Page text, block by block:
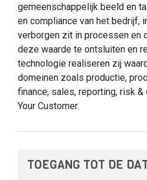
gemeenschappelijk beeld en
en compliance van het bedrijf,
verborgen zit in processen en
deze waarde te ontsluiten en
technologie realiseren zij
domeinen zoals productie,
finance, sales, reporting, risk
Your Customer.
TOEGANG TOT DE